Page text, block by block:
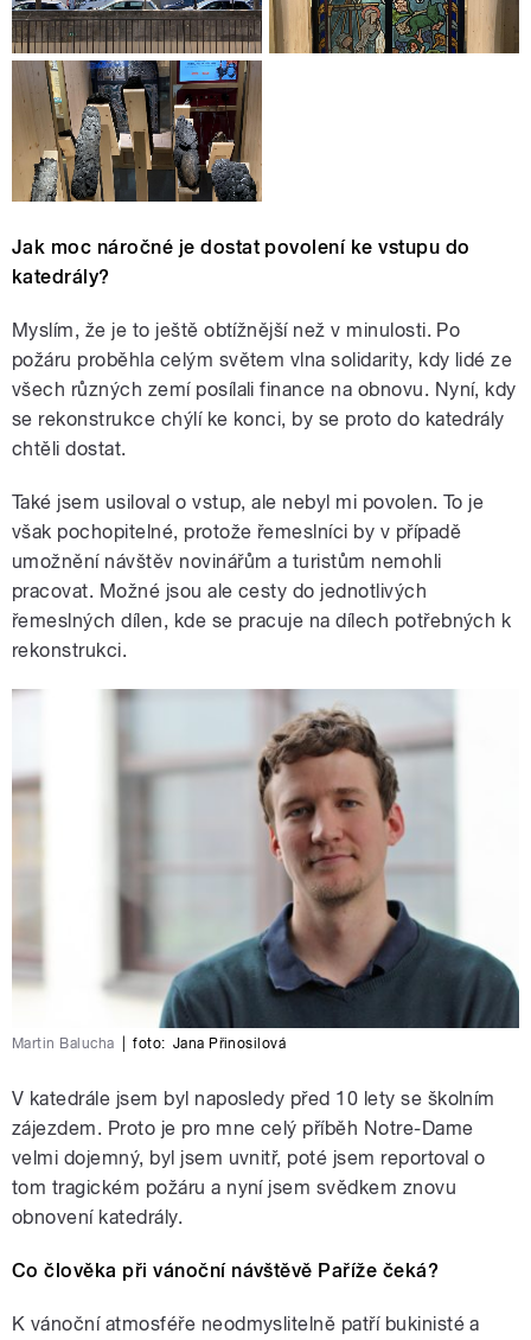
Jak moc náročné je dostat povolení ke vstupu do
katedrály?
Myslím, že je to ještě obtížnější než v minulosti. Po
požáru proběhla celým světem vlna solidarity, kdy lidé ze
všech různých zemí posílali finance na obnovu. Nyní, kdy
se rekonstrukce chýlí ke konci, by se proto do katedrály
chtěli dostat.
Také jsem usiloval o vstup, ale nebyl mi povolen. To je
však pochopitelné, protože řemeslníci by v případě
umožnění návštěv novinářům a turistům nemohli
pracovat. Možné jsou ale cesty do jednotlivých
řemeslných dílen, kde se pracuje na dílech potřebných k
rekonstrukci.
Martin Balucha foto: Jana Přinosilová
V katedrále jsem byl naposledy před 10 lety se školním
zájezdem. Proto je pro mne celý příběh Notre-Dame
velmi dojemný, byl jsem uvnitř, poté jsem reportoval o
tom tragickém požáru a nyní jsem svědkem znovu
obnovení katedrály.
Co člověka při vánoční návštěvě Paříže čeká?
K vánoční atmosféře neodmyslitelně patří bukinisté a